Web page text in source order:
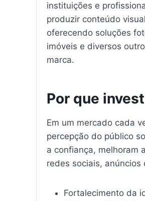
instituições e
produzir conteúdo
oferecendo soluções
imóveis e diversos
marca.
Por que
Em um mercado cada
percepção do público
a confiança, melhoram
redes sociais,
Fortalecimento da